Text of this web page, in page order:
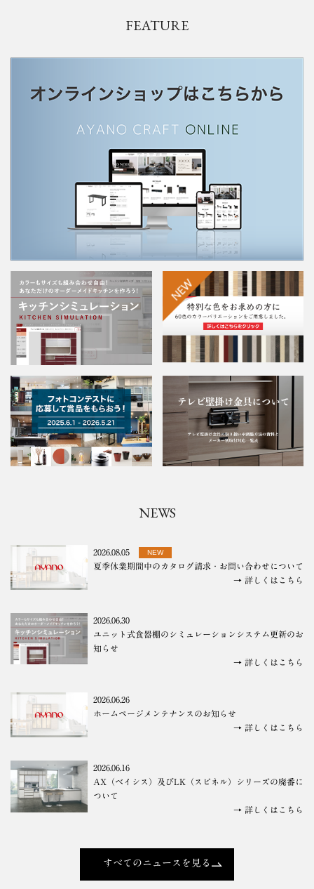
FEATURE
NEWS
2026.08.05 NEW
夏季休業期間中のカタログ請求・お問い合わせについて
→ 詳しくはこちら
2026.06.30
ユニット式食器棚のシミュレーションシステム更新のお
知らせ
→ 詳しくはこちら
2026.06.26
ホームページメンテナンスのお知らせ
→ 詳しくはこちら
2026.06.16
AX（ベイシス）及びLK（スピネル）シリーズの廃番に
ついて
→ 詳しくはこちら
すべてのニュースを見る